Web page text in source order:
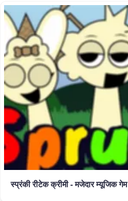
स्प्रंकी रीटेक क्रीमी - मजेदार म्यूजिक गेम